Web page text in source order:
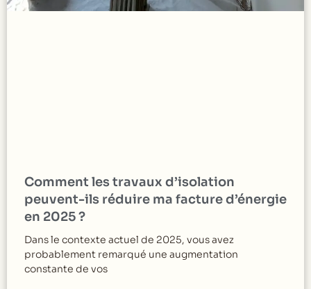
Comment les travaux d’isolation
peuvent-ils réduire ma facture d’énergie
en 2025 ?
Dans le contexte actuel de 2025, vous avez
probablement remarqué une augmentation
constante de vos